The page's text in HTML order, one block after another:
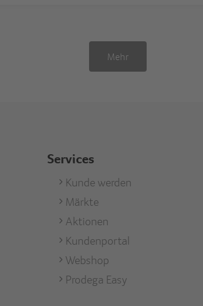
Mehr
Services
Footer
Services
Kunde werden
Märkte
Aktionen
Kundenportal
Webshop
Prodega Easy